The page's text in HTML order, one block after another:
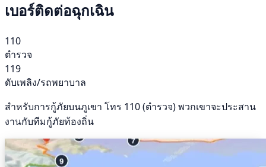
เบอร์ติดต่อฉุกเฉิน
110
ตำรวจ
119
ดับเพลิง/รถพยาบาล
สำหรับการกู้ภัยบนภูเขา โทร 110 (ตำรวจ) พวกเขาจะประสาน
งานกับทีมกู้ภัยท้องถิ่น